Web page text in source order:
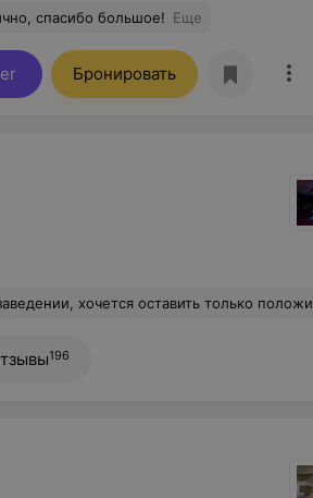
спасибо большое! Еще
Бронировать
Персонал на высоте, атмосфера супер, кухня очень вкусная!!! Спасибо всем, кто был с нами в этот день❤️❤️❤️
196